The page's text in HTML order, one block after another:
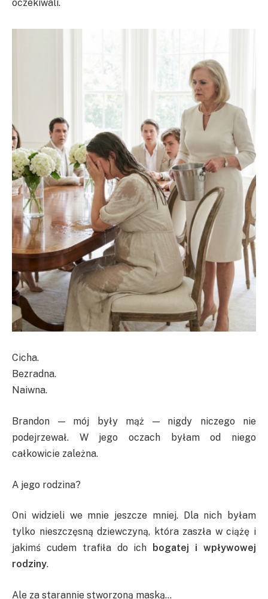
oczekiwali.
Cicha.
Bezradna.
Naiwna.
Brandon — mój były mąż — nigdy niczego nie
podejrzewał. W jego oczach byłam od niego
całkowicie zależna.
A jego rodzina?
Oni widzieli we mnie jeszcze mniej. Dla nich byłam
tylko nieszczęsną dziewczyną, która zaszła w ciążę i
jakimś cudem trafiła do ich bogatej i wpływowej
rodziny.
Ale za starannie stworzoną maską…